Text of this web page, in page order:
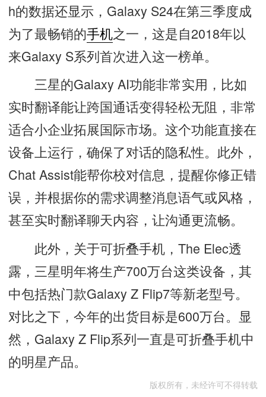
h的数据还显示，Galaxy S24在第三季度成
为了最畅销的手机之一，这是自2018年以
来Galaxy S系列首次进入这一榜单。
三星的Galaxy AI功能非常实用，比如
实时翻译能让跨国通话变得轻松无阻，非常
适合小企业拓展国际市场。这个功能直接在
设备上运行，确保了对话的隐私性。此外，
Chat Assist能帮你校对信息，提醒你修正错
误，并根据你的需求调整消息语气或风格，
甚至实时翻译聊天内容，让沟通更流畅。
此外，关于可折叠手机，The Elec透
露，三星明年将生产700万台这类设备，其
中包括热门款Galaxy Z Flip7等新老型号。
对比之下，今年的出货目标是600万台。显
然，Galaxy Z Flip系列一直是可折叠手机中
的明星产品。
版权所有，未经许可不得转载